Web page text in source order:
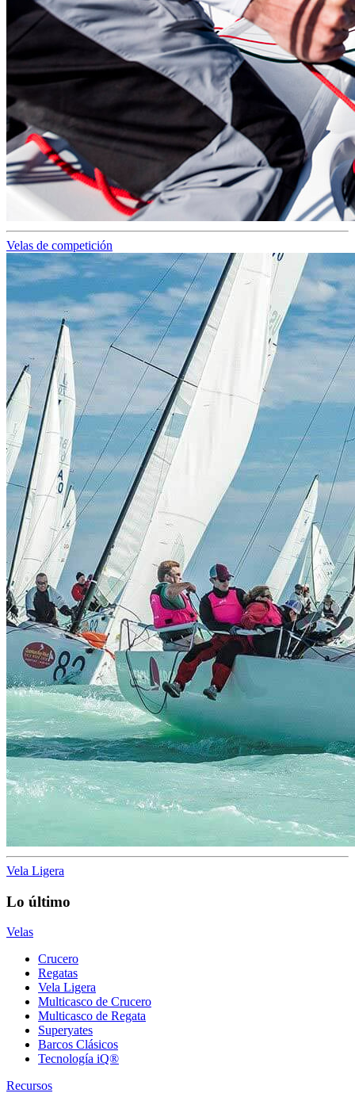
Velas de competición
Vela Ligera
Lo último
Velas
Crucero
Regatas
Vela Ligera
Multicasco de Crucero
Multicasco de Regata
Superyates
Barcos Clásicos
Tecnología iQ®
Recursos